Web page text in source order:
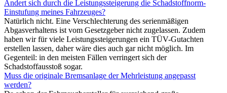
Ändert sich durch die Leistungssteigerung die Schadstoffnorm-
Einstufung meines Fahrzeuges?
Natürlich nicht. Eine Verschlechterung des serienmäßigen
Abgasverhaltens ist vom Gesetzgeber nicht zugelassen. Zudem
haben wir für viele Leistungssteigerungen ein TÜV-Gutachten
erstellen lassen, daher wäre dies auch gar nicht möglich. Im
Gegenteil: in den meisten Fällen verringert sich der
Schadstoffausstoß sogar.
Muss die originale Bremsanlage der Mehrleistung angepasst
werden?